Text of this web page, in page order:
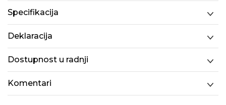
Specifikacija
Deklaracija
Dostupnost u radnji
Komentari